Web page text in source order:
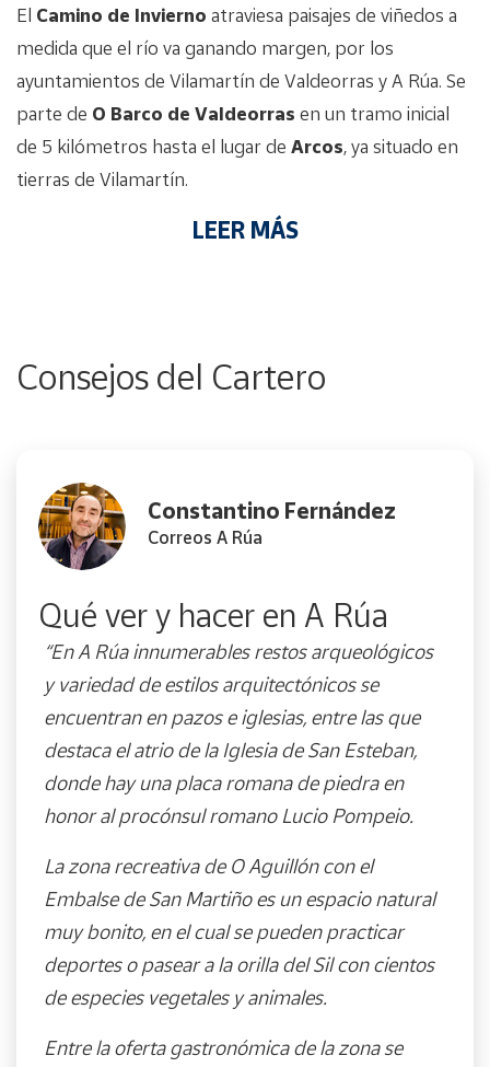
El Camino de Invierno atraviesa paisajes de viñedos a
medida que el río va ganando margen, por los
ayuntamientos de Vilamartín de Valdeorras y A Rúa. Se
parte de O Barco de Valdeorras en un tramo inicial
de 5 kilómetros hasta el lugar de Arcos, ya situado en
tierras de Vilamartín.
LEER MÁS
Consejos del Cartero
Qué ver y hacer en A Rúa
Constantino Fernández
Correos A Rúa
“En A Rúa innumerables restos arqueológicos
y variedad de estilos arquitectónicos se
encuentran en pazos e iglesias, entre las que
destaca el atrio de la Iglesia de San Esteban,
donde hay una placa romana de piedra en
honor al procónsul romano Lucio Pompeio.
La zona recreativa de O Aguillón con el
Embalse de San Martiño es un espacio natural
muy bonito, en el cual se pueden practicar
deportes o pasear a la orilla del Sil con cientos
de especies vegetales y animales.
Entre la oferta gastronómica de la zona se